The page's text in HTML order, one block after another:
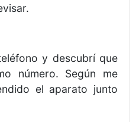
y descubrí que
número. Según me
el aparato junto